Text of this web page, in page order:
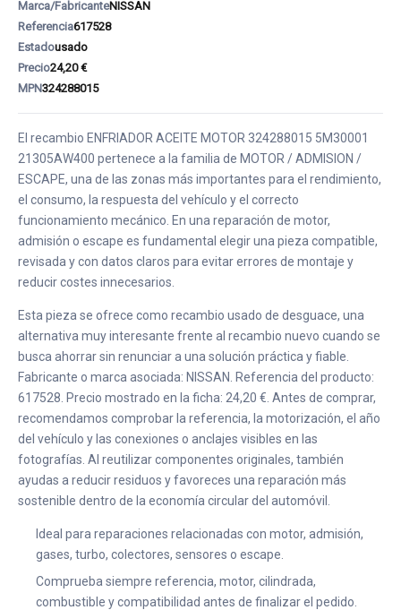
Marca/FabricanteNISSAN
Referencia617528
Estadousado
Precio24,20 €
MPN324288015
El recambio ENFRIADOR ACEITE MOTOR 324288015 5M30001
21305AW400 pertenece a la familia de MOTOR / ADMISION /
ESCAPE, una de las zonas más importantes para el rendimiento,
el consumo, la respuesta del vehículo y el correcto
funcionamiento mecánico. En una reparación de motor,
admisión o escape es fundamental elegir una pieza compatible,
revisada y con datos claros para evitar errores de montaje y
reducir costes innecesarios.
Esta pieza se ofrece como recambio usado de desguace, una
alternativa muy interesante frente al recambio nuevo cuando se
busca ahorrar sin renunciar a una solución práctica y fiable.
Fabricante o marca asociada: NISSAN. Referencia del producto:
617528. Precio mostrado en la ficha: 24,20 €. Antes de comprar,
recomendamos comprobar la referencia, la motorización, el año
del vehículo y las conexiones o anclajes visibles en las
fotografías. Al reutilizar componentes originales, también
ayudas a reducir residuos y favoreces una reparación más
sostenible dentro de la economía circular del automóvil.
Ideal para reparaciones relacionadas con motor, admisión,
gases, turbo, colectores, sensores o escape.
Comprueba siempre referencia, motor, cilindrada,
combustible y compatibilidad antes de finalizar el pedido.